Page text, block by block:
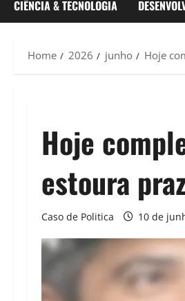
CIÊNCIA & TECNOLOGIA
Home 2026 junho Hoje
Hoje
estoura
Caso de Politica 10 de